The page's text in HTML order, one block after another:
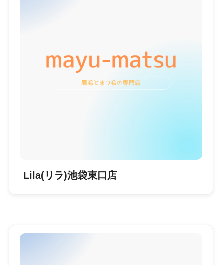
Lila(リラ)池袋東口店